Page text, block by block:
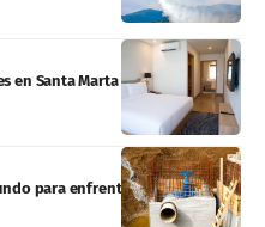
en Santa Marta
para enfrentar posible crisis